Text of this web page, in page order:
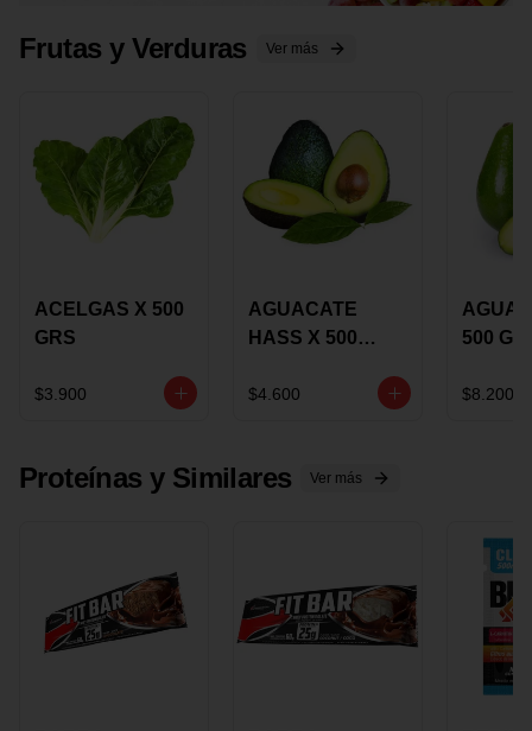
Frutas y Verduras Ver más
ACELGAS X 500
GRS
$3.900
AGUACATE
HASS X 500
$4.600
500
$8.200
Proteínas y Similares Ver más